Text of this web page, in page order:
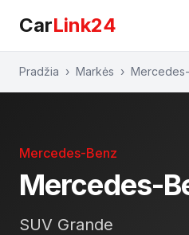
CarLink24
Pradžia › Markės ›
Mercedes-Benz
Mercedes-
SUV Grande